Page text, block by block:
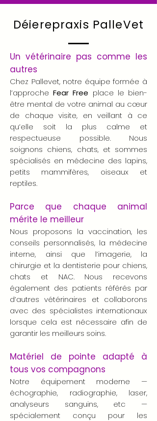
EN SAVOIR PLUS
Déierepraxis PalleVet
Un vétérinaire pas comme les
autres
Chez Pallevet, notre équipe formée à
l’approcheFear Free place le bien-
être mental de votre animal au cœur
de chaque visite, en veillant à ce
qu’elle soit la plus calme et
respectueuse possible. Nous
soignons chiens, chats, et sommes
spécialisés en médecine des lapins,
petits mammifères, oiseaux et
reptiles.
Parce que chaque animal
mérite le meilleur
Nous proposons la vaccination, les
conseils personnalisés, la médecine
interne, ainsi que l’imagerie, la
chirurgie et la dentisterie pour chiens,
chats et NAC. Nous recevons
également des patients référés par
d’autres vétérinaires et collaborons
avec des spécialistes internationaux
lorsque cela est nécessaire afin de
garantir les meilleurs soins.
Matériel de pointe adapté à
tous vos compagnons
Notre équipement moderne —
échographie, radiographie, laser,
analyseurs sanguins, etc —
spécialement conçu pour les